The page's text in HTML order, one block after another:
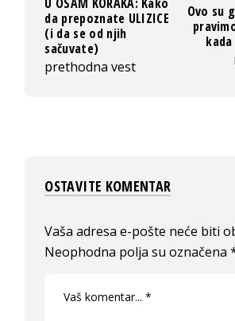
da prepoznate ULIZICE
(i da se od njih
sačuvate)
prethodna vest
Ovo su
OSTAVITE KOMENTAR
Vaša adresa e-pošte neće biti
Neophodna polja su označena